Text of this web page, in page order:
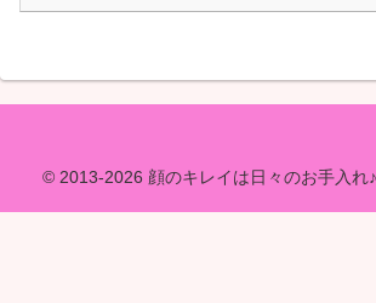
© 2013-2026 顔のキレイは日々のお手入れ